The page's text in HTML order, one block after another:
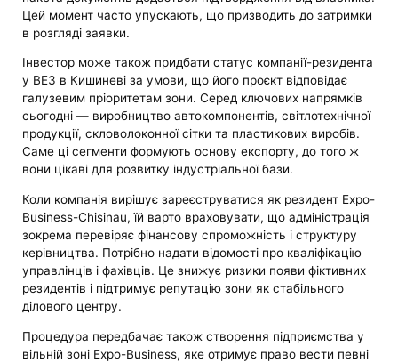
Цей момент часто упускають, що призводить до затримки
в розгляді заявки.
Інвестор може також придбати статус компанії-резидента
у ВЕЗ в Кишиневі за умови, що його проєкт відповідає
галузевим пріоритетам зони. Серед ключових напрямків
сьогодні — виробництво автокомпонентів, світлотехнічної
продукції, скловолоконної сітки та пластикових виробів.
Саме ці сегменти формують основу експорту, до того ж
вони цікаві для розвитку індустріальної бази.
Коли компанія вирішує зареєструватися як резидент Expo-
Business-Chisinau, їй варто враховувати, що адміністрація
зокрема перевіряє фінансову спроможність і структуру
керівництва. Потрібно надати відомості про кваліфікацію
управлінців і фахівців. Це знижує ризики появи фіктивних
резидентів і підтримує репутацію зони як стабільного
ділового центру.
Процедура передбачає також створення підприємства у
вільній зоні Expo-Business, яке отримує право вести певні